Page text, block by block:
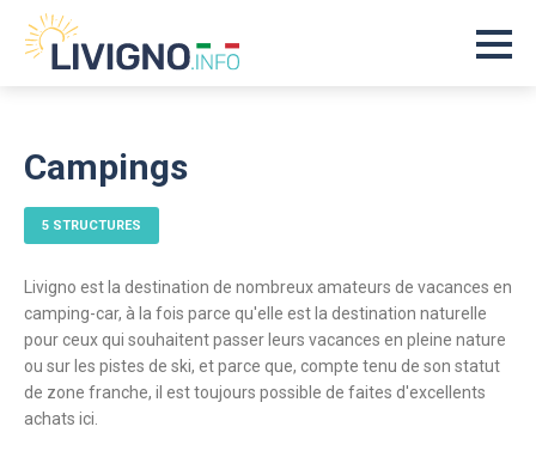
Campings
5 STRUCTURES
Livigno est la destination de nombreux amateurs de vacances en
camping-car, à la fois parce qu'elle est la destination naturelle
pour ceux qui souhaitent passer leurs vacances en pleine nature
ou sur les pistes de ski, et parce que, compte tenu de son statut
de zone franche, il est toujours possible de faites d'excellents
achats ici.